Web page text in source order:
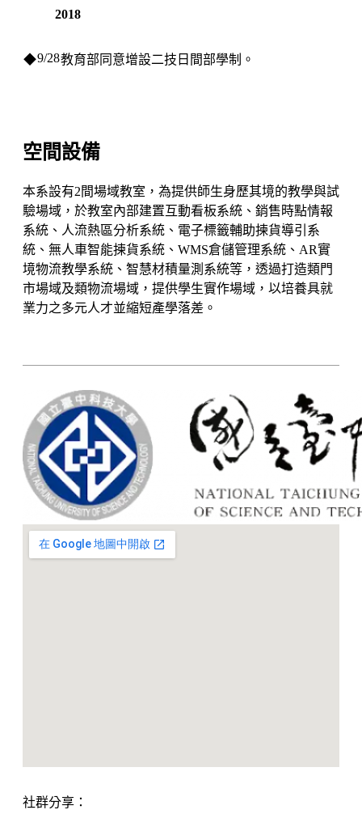
2018
◆9/28教育部同意增設二技日間部學制。
空間設備
本系設有2間場域教室，為提供師生身歷其境的教學與試
驗場域，於教室內部建置互動看板系統、銷售時點情報
系統、人流熱區分析系統、電子標籤輔助揀貨導引系
統、無人車智能揀貨系統、WMS倉儲管理系統、AR實
境物流教學系統、智慧材積量測系統等，透過打造類門
市場域及類物流場域，提供學生實作場域，以培養具就
業力之多元人才並縮短產學落差。
社群分享：